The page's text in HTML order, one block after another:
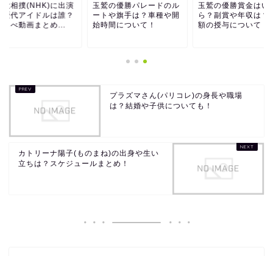
大相撲(NHK)に出演
歴代アイドルは誰？
らべ動画まとめ...
玉鷲の優勝パレードのル
ートや旗手は？車種や開
始時間について！
玉鷲の優勝賞金はい
ら？副賞や年収は？
額の授与について！
プラズマさん(パリコレ)の身長や職場
は？結婚や子供についても！
カトリーナ陽子(ものまね)の出身や生い
立ちは？スケジュールまとめ！